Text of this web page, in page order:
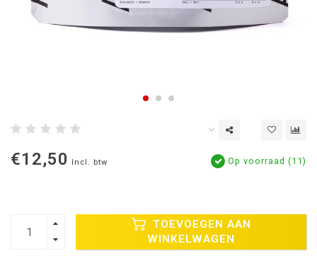
€12,50 Incl. btw Op voorraad (11)
TOEVOEGEN AAN
WINKELWAGEN